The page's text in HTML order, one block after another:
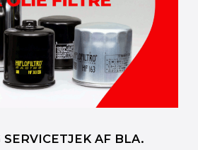
SERVICETJEK AF BLA.